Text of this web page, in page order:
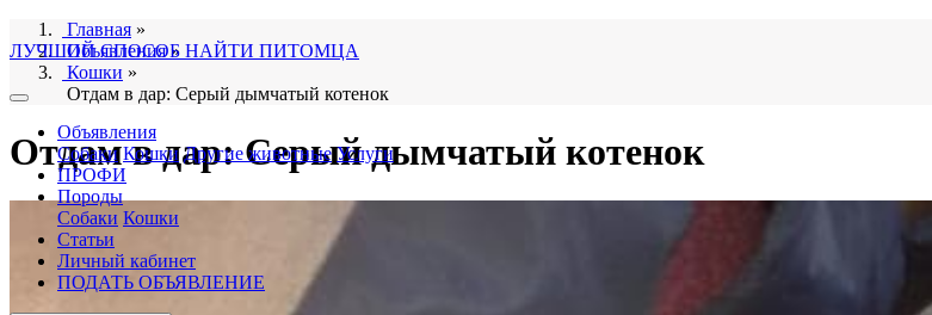
ЛУЧШИЙ СПОСОБ НАЙТИ ПИТОМЦА
Объявления
Собаки Кошки Другие животные Услуги
ПРОФИ
Породы
Собаки Кошки
Статьи
Личный кабинет
ПОДАТЬ ОБЪЯВЛЕНИЕ
Главная »
Объявления»
Кошки »
Отдам в дар: Серый дымчатый котенок
Отдам в дар: Серый дымчатый котенок